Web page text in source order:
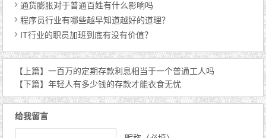
通货膨胀对于普通百姓有什么影响吗
程序员行业有哪些越早知道越好的道理？
IT行业的职员加班到底有没有价值？
【上篇】一百万的定期存款利息相当于一个普通工人吗
【下篇】年轻人有多少钱的存款才能衣食无忧
给我留言